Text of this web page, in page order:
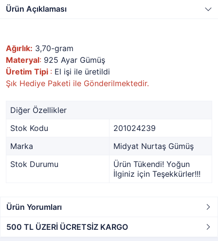
Ürün Açıklaması
Ağırlık: 3,70-gram
Materyal: 925 Ayar Gümüş
Üretim Tipi : El işi ile üretildi
Şık Hediye Paketi ile Gönderilmektedir.
Diğer Özellikler
Stok Kodu
201024239
Marka
Midyat Nurtaş Gümüş
Stok Durumu
Ürün Tükendi! Yoğun
İlginiz için Teşekkürler!!!
Ürün Yorumları
500 TL ÜZERİ ÜCRETSİZ KARGO